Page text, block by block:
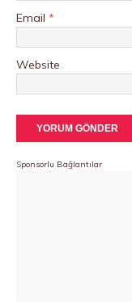
Email *
Website
Sponsorlu Bağlantılar